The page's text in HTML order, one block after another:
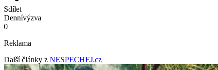
Sdílet
Dennívýzva
0
Reklama
Další články z NESPECHEJ.cz